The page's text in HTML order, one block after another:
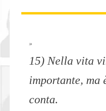
»
15) Nella vita
importante, ma
conta.